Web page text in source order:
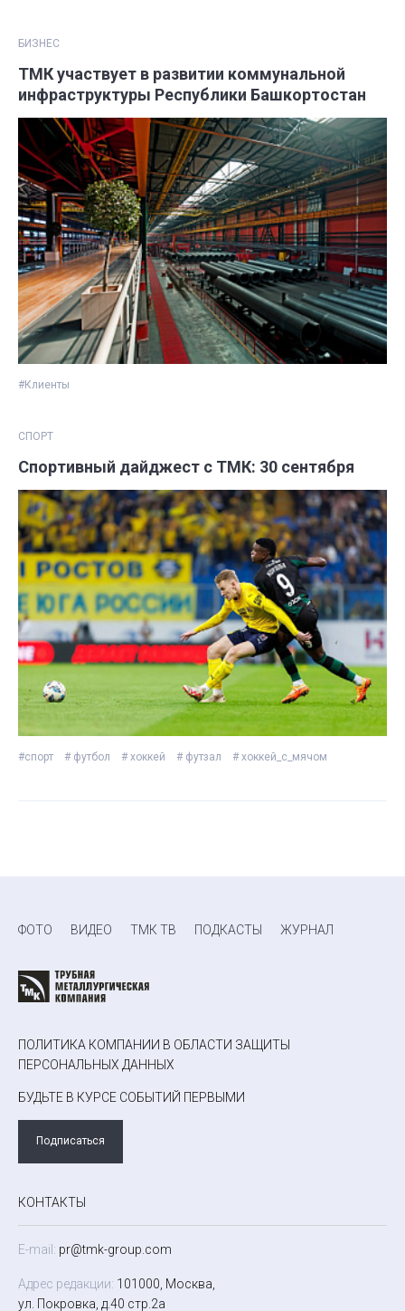
БИЗНЕС
ТМК участвует в развитии коммунальной
инфраструктуры Республики Башкортостан
#Клиенты
СПОРТ
Спортивный дайджест с ТМК: 30 сентября
#спорт # футбол # хоккей # футзал # хоккей_с_мячом
ФОТО ВИДЕО ТМК ТВ ПОДКАСТЫ ЖУРНАЛ
ПОЛИТИКА КОМПАНИИ В ОБЛАСТИ ЗАЩИТЫ
ПЕРСОНАЛЬНЫХ ДАННЫХ
БУДЬТЕ В КУРСЕ СОБЫТИЙ ПЕРВЫМИ
Подписаться
КОНТАКТЫ
E-mail: pr@tmk-group.com
Адрес редакции: 101000, Москва,
ул. Покровка, д.40 стр.2а